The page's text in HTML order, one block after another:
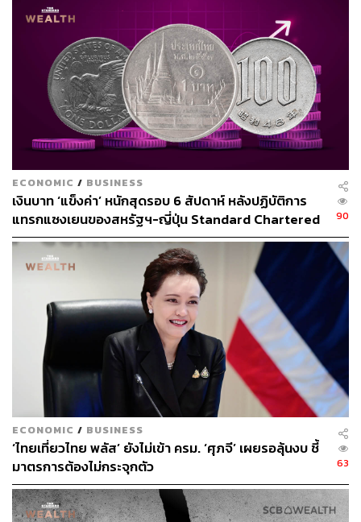
ในช่วงที่เศรษฐกิจมีความเสี่ยงถดถอยสูงจะมีสัญญาณที่บ่งชี้ที่
สำคัญคือ ดัชนีผู้จัดการฝ่ายจัดซื้อ (PMI) ที่เป็นตัวบ่งชี้สภาวะ
ทางเศรษฐกิจของภาคการผลิตและบริการปรับลดลงมาต่ำ
กว่า 50 ซึ่งหมายความว่าเศรษฐกิจปัจจุบันมีแนวโน้มหดตัว
เมื่อเทียบกับเดือนที่แล้ว และดัชนี PMI หดตัวลงต่อเนื่องก็
หมายถึงเศรษฐกิจกำลังหดตัวหนักลงเรื่อยๆ โดยสินทรัพย์ที่
มักจะถูกนำมาใช้ในการป้องกันความเสี่ยงเศรษฐกิจถดถอย
ประกอบด้วย พันธบัตรรัฐบาลสหรัฐฯ (US Treasury) หุ้นกู้
ทองคำ
เหตุผลที่เป็นเช่นนี้ เพราะในช่วงที่ความเสี่ยงเศรษฐกิจถดถอย
สูงขึ้น นักลงทุนจะเริ่มมองหาสินทรัพย์ที่มองว่าเป็นหลุมหลบ
ภัย (Safe Haven) คือสามารถรักษามูลค่าเงินได้ ซึ่งอัตราผล
ตอบแทนของพันธบัตรรัฐบาลสหรัฐฯ 10 ปี ถูกจัดให้เป็นอัตรา
ผลตอบแทนที่มีความเสี่ยงต่ำ (โดยเฉพาะความเสี่ยงด้าน
สภาพคล่อง หรือ Liquidity Risk) เนื่องจากมีตลาดรองที่มี
สภาพคล่องสูงมาก
อย่างไรก็ตาม พันธบัตรรัฐบาลก็ยังมีความเสี่ยง เช่น ความ
เสี่ยงด้านอัตราดอกเบี้ย (Interest Rate Risk) เช่น ในช่วงปีที่
ผ่านมา อัตราเงินเฟ้อที่สูงก็ทำให้ธนาคารกลางต้องขึ้น
ดอกเบี้ยแบบเร็วและแรง และกระทบกับราคาพันธบัตรรัฐบาล
อยู่พอสมควร หรือแม้กระทั่งในมุมความเสี่ยงด้านเครดิต
(Credit Risk) เอง รัฐบาลก็มีประเด็นความเสี่ยงเช่นกัน เช่น
กรณีของรัฐบาลสหรัฐฯ มีประเด็นการยกเพดานหนี้ และ
government shutdown
ECONOMIC / BUSINESS
เงินบาท ‘แข็งค่า’ หนักสุดรอบ 6 สัปดาห์ หลังปฏิบัติการ
แทรกแซงเยนของสหรัฐฯ-ญี่ปุ่น Standard Chartered
เปิดเป้าสิ้นปีนี้จ่อแข็งต่อแตะ 32.50 บาทต่อดอลลาร์
90
ECONOMIC / BUSINESS
‘ไทยเที่ยวไทย พลัส’ ยังไม่เข้า ครม. ‘ศุภจี’ เผยรอลุ้นงบ ชี้
มาตรการต้องไม่กระจุกตัว
63